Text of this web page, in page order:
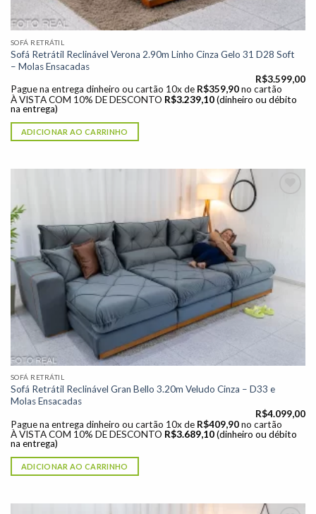
SOFÁ RETRÁTIL
Sofá Retrátil Reclinável Verona 2.90m Linho Cinza Gelo 31 D28 Soft
– Molas Ensacadas
R$3.599,00
Pague na entrega dinheiro ou cartão 10x de R$359,90 no cartão
À VISTA COM 10% DE DESCONTO R$3.239,10 (dinheiro ou débito
na entrega)
ADICIONAR AO CARRINHO
SOFÁ RETRÁTIL
Sofá Retrátil Reclinável Gran Bello 3.20m Veludo Cinza – D33 e
Molas Ensacadas
R$4.099,00
Pague na entrega dinheiro ou cartão 10x de R$409,90 no cartão
À VISTA COM 10% DE DESCONTO R$3.689,10 (dinheiro ou débito
na entrega)
ADICIONAR AO CARRINHO